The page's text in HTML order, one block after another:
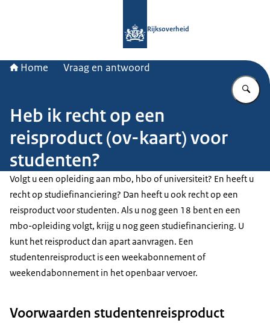
Rijksoverheid
Home Vraag en antwoord
Heb ik recht op een
reisproduct (ov-kaart) voor
studenten?
Volgt u een opleiding aan mbo, hbo of universiteit? En heeft u
recht op studiefinanciering? Dan heeft u ook recht op een
reisproduct voor studenten. Als u nog geen 18 bent en een
mbo-opleiding volgt, krijg u nog geen studiefinanciering. U
kunt het reisproduct dan apart aanvragen. Een
studentenreisproduct is een weekabonnement of
weekendabonnement in het openbaar vervoer.
Voorwaarden studentenreisproduct